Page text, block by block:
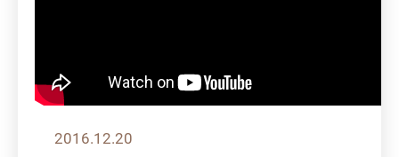
2016.12.20